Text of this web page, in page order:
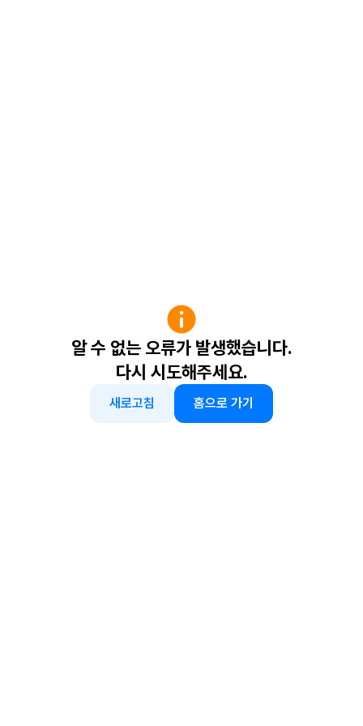
알 수 없는 오류가 발생했습니다.
다시 시도해주세요.
새로고침 홈으로 가기